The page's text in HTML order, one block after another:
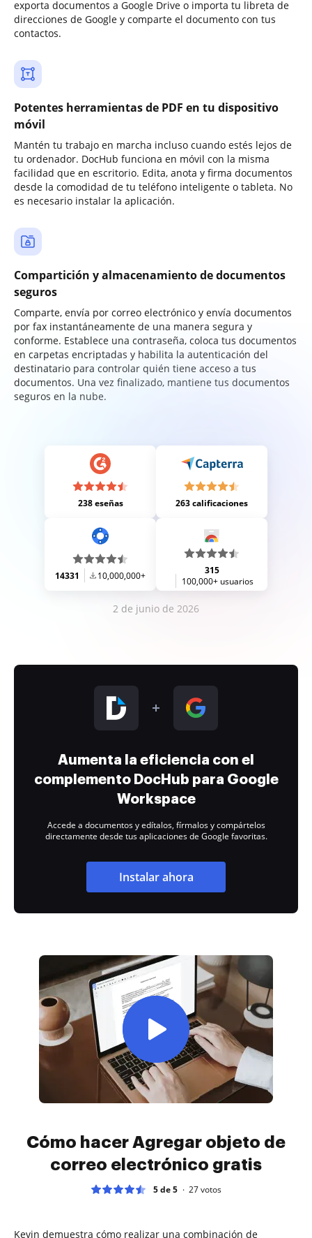
exporta documentos a Google Drive o importa tu libreta de
direcciones de Google y comparte el documento con tus
contactos.
Potentes herramientas de PDF en tu dispositivo
móvil
Mantén tu trabajo en marcha incluso cuando estés lejos de
tu ordenador. DocHub funciona en móvil con la misma
facilidad que en escritorio. Edita, anota y firma documentos
desde la comodidad de tu teléfono inteligente o tableta. No
es necesario instalar la aplicación.
Compartición y almacenamiento de documentos
seguros
Comparte, envía por correo electrónico y envía documentos
por fax instantáneamente de una manera segura y
conforme. Establece una contraseña, coloca tus documentos
en carpetas encriptadas y habilita la autenticación del
destinatario para controlar quién tiene acceso a tus
documentos. Una vez finalizado, mantiene tus documentos
seguros en la nube.
238 eseñas 263 calificaciones
14331 10,000,000+
315
100,000+ usuarios
2 de junio de 2026
Aumenta la eficiencia con el
complemento DocHub para Google
Workspace
Accede a documentos y edítalos, fírmalos y compártelos
directamente desde tus aplicaciones de Google favoritas.
Instalar ahora
Cómo hacer Agregar objeto de
correo electrónico gratis
5 de 5 27votos
Kevin demuestra cómo realizar una combinación de